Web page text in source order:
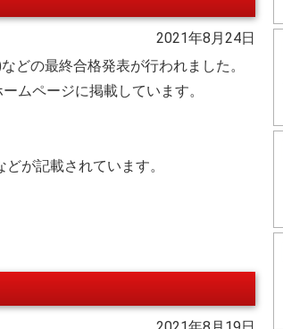
2021年8月24日
どの最終合格発表が行われました。
ムページに掲載しています。
が記載されています。